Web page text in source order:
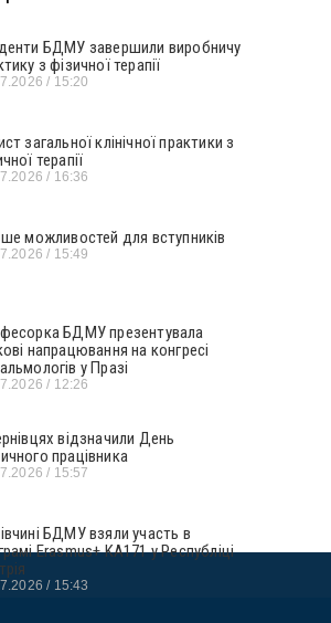
БДМУ завершили виробничу
з фізичної терапії
15:20
загальної клінічної практики з
терапії
16:36
можливостей для вступників
15:49
БДМУ презентувала
напрацювання на конгресі
у Празі
12:26
відзначили День
працівника
15:57
БДМУ взяли участь в
Erasmus+ KA171 у Республіці
15:43